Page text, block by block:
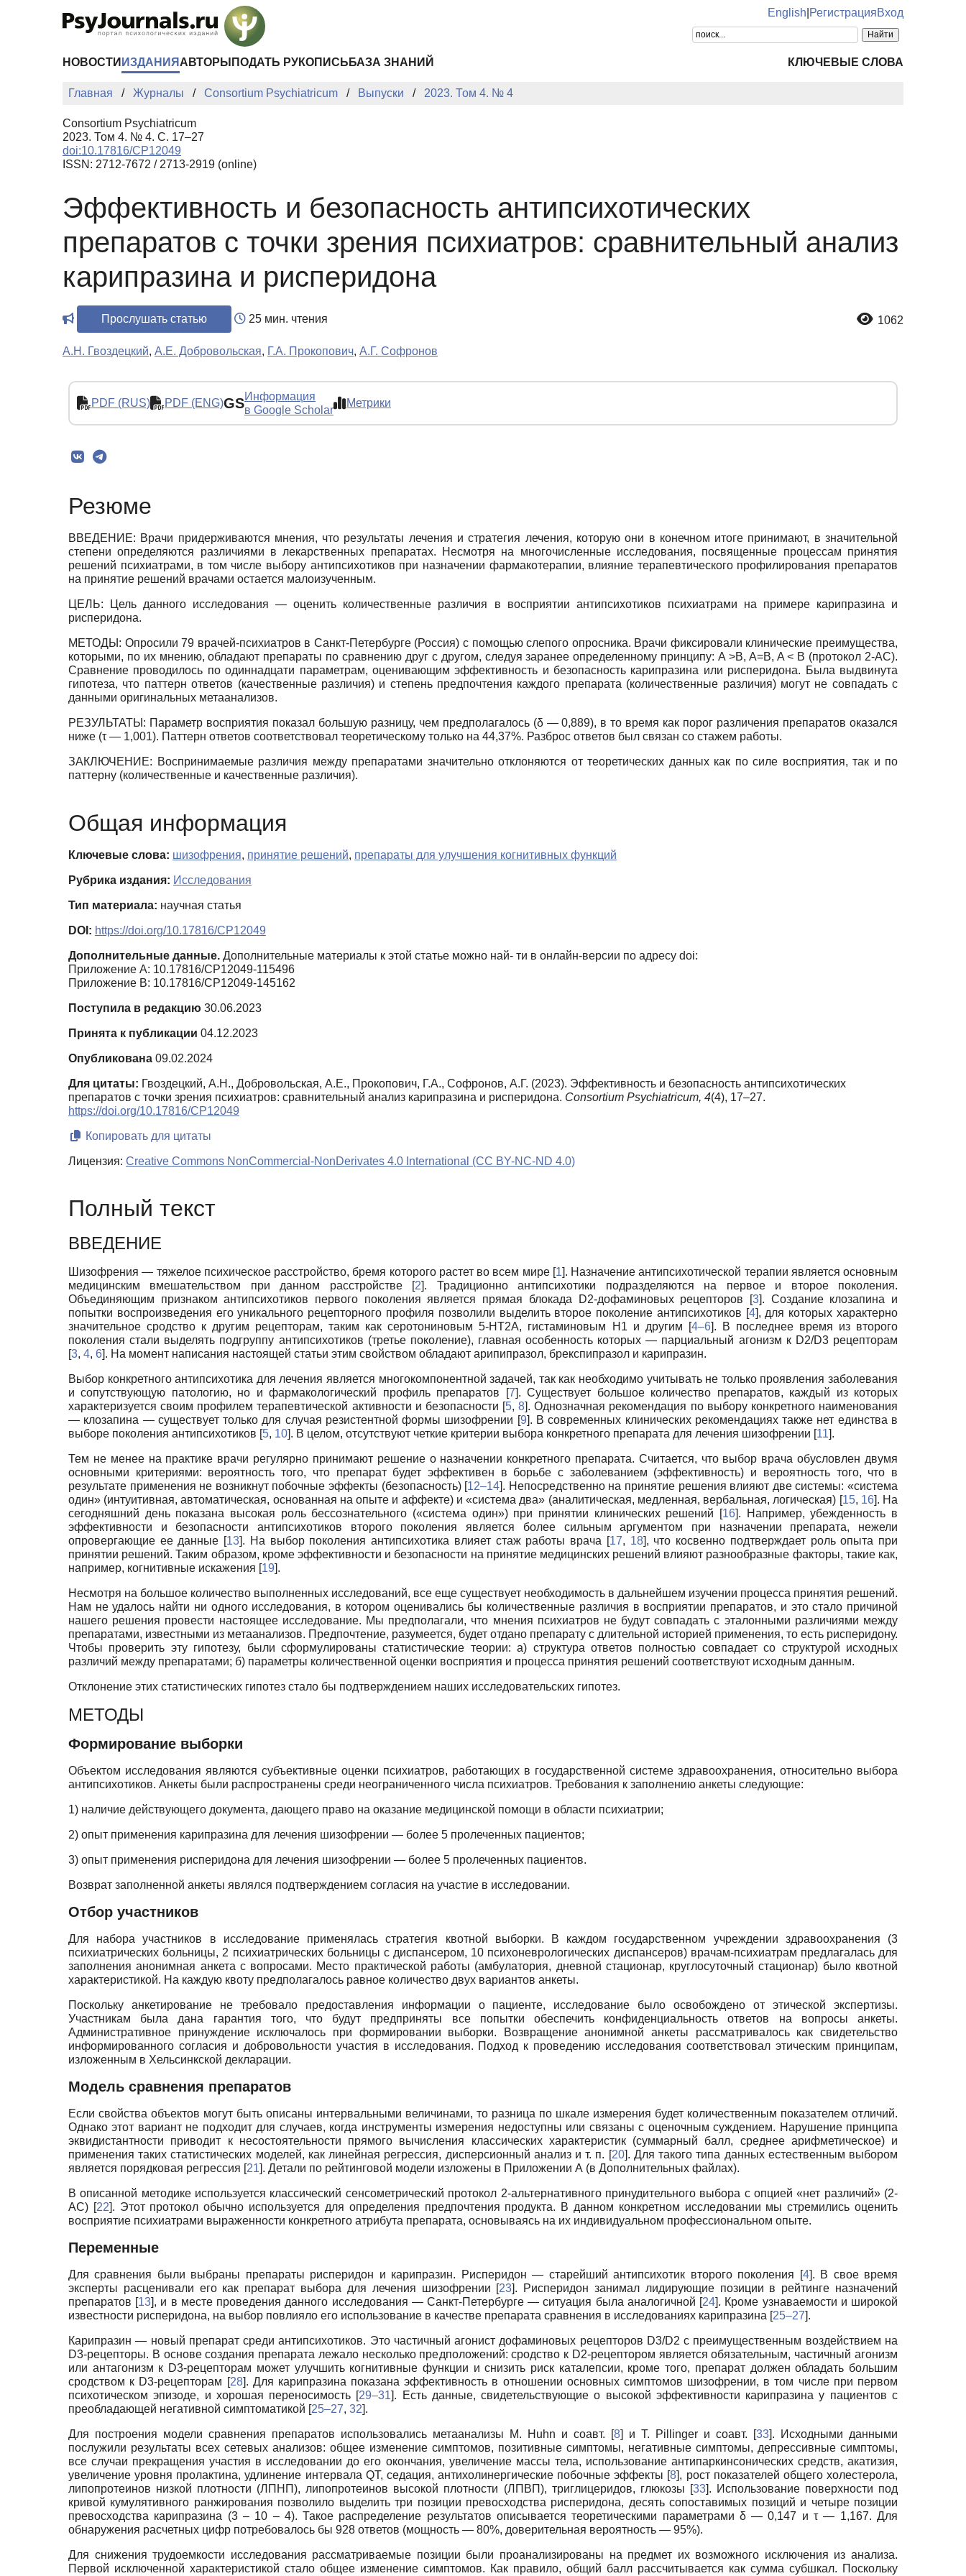
English РегистрацияВход
НОВОСТИ ИЗДАНИЯ АВТОРЫ ПОДАТЬ РУКОПИСЬ БАЗА ЗНАНИЙ КЛЮЧЕВЫЕ СЛОВА
Главная Журналы Consortium Psychiatricum Выпуски 2023. Том 4. № 4
Consortium Psychiatricum
2023. Том 4. № 4. С. 17–27
doi:10.17816/CP12049
ISSN: 2712-7672 / 2713-2919 (online)
Эффективность и безопасность антипсихотических
препаратов с точки зрения психиатров: сравнительный анализ
карипразина и рисперидона
Прослушать статью 25 мин. чтения 1062
А.Н. Гвоздецкий, А.Е. Добровольская, Г.А. Прокопович, А.Г. Софронов
PDF (RUS) PDF (ENG)GSИнформация
в Google Scholar
Метрики
Резюме
ВВЕДЕНИЕ: Врачи придерживаются мнения, что результаты лечения и стратегия лечения, которую они в конечном итоге принимают, в значительной
степени определяются различиями в лекарственных препаратах. Несмотря на многочисленные исследования, посвященные процессам принятия
решений психиатрами, в том числе выбору антипсихотиков при назначении фармакотерапии, влияние терапевтического профилирования препаратов
на принятие решений врачами остается малоизученным.
ЦЕЛЬ: Цель данного исследования — оценить количественные различия в восприятии антипсихотиков психиатрами на примере карипразина и
рисперидона.
МЕТОДЫ: Опросили 79 врачей-психиатров в Санкт-Петербурге (Россия) с помощью слепого опросника. Врачи фиксировали клинические преимущества,
которыми, по их мнению, обладают препараты по сравнению друг с другом, следуя заранее определенному принципу: A >B, A=B, A < B (протокол 2-AC).
Сравнение проводилось по одиннадцати параметрам, оценивающим эффективность и безопасность карипразина или рисперидона. Была выдвинута
гипотеза, что паттерн ответов (качественные различия) и степень предпочтения каждого препарата (количественные различия) могут не совпадать с
данными оригинальных метаанализов.
РЕЗУЛЬТАТЫ: Параметр восприятия показал большую разницу, чем предполагалось (δ — 0,889), в то время как порог различения препаратов оказался
ниже (τ — 1,001). Паттерн ответов соответствовал теоретическому только на 44,37%. Разброс ответов был связан со стажем работы.
ЗАКЛЮЧЕНИЕ: Воспринимаемые различия между препаратами значительно отклоняются от теоретических данных как по силе восприятия, так и по
паттерну (количественные и качественные различия).
Общая информация
Ключевые слова: шизофрения, принятие решений, препараты для улучшения когнитивных функций
Рубрика издания: Исследования
Тип материала: научная статья
DOI: https://doi.org/10.17816/CP12049
Дополнительные данные. Дополнительные материалы к этой статье можно най- ти в онлайн-версии по адресу doi:
Приложение A: 10.17816/CP12049-115496
Приложение B: 10.17816/CP12049-145162
Поступила в редакцию 30.06.2023
Принята к публикации 04.12.2023
Опубликована 09.02.2024
Для цитаты: Гвоздецкий, А.Н., Добровольская, А.Е., Прокопович, Г.А., Софронов, А.Г. (2023). Эффективность и безопасность антипсихотических
препаратов с точки зрения психиатров: сравнительный анализ карипразина и рисперидона. Consortium Psychiatricum, 4(4), 17–27.
https://doi.org/10.17816/CP12049
Копировать для цитаты
Лицензия: Creative Commons NonCommercial-NonDerivates 4.0 International (CC BY-NC-ND 4.0)
Полный текст
ВВЕДЕНИЕ
Шизофрения — тяжелое психическое расстройство, бремя которого растет во всем мире [1]. Назначение антипсихотической терапии является основным
медицинским вмешательством при данном расстройстве [2]. Традиционно антипсихотики подразделяются на первое и второе поколения.
Объединяющим признаком антипсихотиков первого поколения является прямая блокада D2-дофаминовых рецепторов [3]. Создание клозапина и
попытки воспроизведения его уникального рецепторного профиля позволили выделить второе поколение антипсихотиков [4], для которых характерно
значительное сродство к другим рецепторам, таким как серотониновым 5-HT2A, гистаминовым H1 и другим [4–6]. В последнее время из второго
поколения стали выделять подгруппу антипсихотиков (третье поколение), главная особенность которых — парциальный агонизм к D2/D3 рецепторам
[3, 4, 6]. На момент написания настоящей статьи этим свойством обладают арипипразол, брекспипразол и карипразин.
Выбор конкретного антипсихотика для лечения является многокомпонентной задачей, так как необходимо учитывать не только проявления заболевания
и сопутствующую патологию, но и фармакологический профиль препаратов [7]. Существует большое количество препаратов, каждый из которых
характеризуется своим профилем терапевтической активности и безопасности [5,8]. Однозначная рекомендация по выбору конкретного наименования
— клозапина — существует только для случая резистентной формы шизофрении [9]. В современных клинических рекомендациях также нет единства в
выборе поколения антипсихотиков [5, 10]. В целом, отсутствуют четкие критерии выбора конкретного препарата для лечения шизофрении [11].
Тем не менее на практике врачи регулярно принимают решение о назначении конкретного препарата. Считается, что выбор врача обусловлен двумя
основными критериями: вероятность того, что препарат будет эффективен в борьбе с заболеванием (эффективность) и вероятность того, что в
результате применения не возникнут побочные эффекты (безопасность) [12–14]. Непосредственно на принятие решения влияют две системы: «система
один» (интуитивная, автоматическая, основанная на опыте и аффекте) и «система два» (аналитическая, медленная, вербальная, логическая) [15, 16]. На
сегодняшний день показана высокая роль бессознательного («система один») при принятии клинических решений [16]. Например, убежденность в
эффективности и безопасности антипсихотиков второго поколения является более сильным аргументом при назначении препарата, нежели
опровергающие ее данные [13]. На выбор поколения антипсихотика влияет стаж работы врача [17, 18], что косвенно подтверждает роль опыта при
принятии решений. Таким образом, кроме эффективности и безопасности на принятие медицинских решений влияют разнообразные факторы, такие как,
например, когнитивные искажения [19].
Несмотря на большое количество выполненных исследований, все еще существует необходимость в дальнейшем изучении процесса принятия решений.
Нам не удалось найти ни одного исследования, в котором оценивались бы количественные различия в восприятии препаратов, и это стало причиной
нашего решения провести настоящее исследование. Мы предполагали, что мнения психиатров не будут совпадать с эталонными различиями между
препаратами, известными из метаанализов. Предпочтение, разумеется, будет отдано препарату с длительной историей применения, то есть рисперидону.
Чтобы проверить эту гипотезу, были сформулированы статистические теории: а) структура ответов полностью совпадает со структурой исходных
различий между препаратами; б) параметры количественной оценки восприятия и процесса принятия решений соответствуют исходным данным.
Отклонение этих статистических гипотез стало бы подтверждением наших исследовательских гипотез.
МЕТОДЫ
Формирование выборки
Объектом исследования являются субъективные оценки психиатров, работающих в государственной системе здравоохранения, относительно выбора
антипсихотиков. Анкеты были распространены среди неограниченного числа психиатров. Требования к заполнению анкеты следующие:
1) наличие действующего документа, дающего право на оказание медицинской помощи в области психиатрии;
2) опыт применения карипразина для лечения шизофрении — более 5 пролеченных пациентов;
3) опыт применения рисперидона для лечения шизофрении — более 5 пролеченных пациентов.
Возврат заполненной анкеты являлся подтверждением согласия на участие в исследовании.
Отбор участников
Для набора участников в исследование применялась стратегия квотной выборки. В каждом государственном учреждении здравоохранения (3
психиатрических больницы, 2 психиатрических больницы с диспансером, 10 психоневрологических диспансеров) врачам-психиатрам предлагалась для
заполнения анонимная анкета с вопросами. Место практической работы (амбулатория, дневной стационар, круглосуточный стационар) было квотной
характеристикой. На каждую квоту предполагалось равное количество двух вариантов анкеты.
Поскольку анкетирование не требовало предоставления информации о пациенте, исследование было освобождено от этической экспертизы.
Участникам была дана гарантия того, что будут предприняты все попытки обеспечить конфиденциальность ответов на вопросы анкеты.
Административное принуждение исключалось при формировании выборки. Возвращение анонимной анкеты рассматривалось как свидетельство
информированного согласия и добровольности участия в исследования. Подход к проведению исследования соответствовал этическим принципам,
изложенным в Хельсинкской декларации.
Модель сравнения препаратов
Если свойства объектов могут быть описаны интервальными величинами, то разница по шкале измерения будет количественным показателем отличий.
Однако этот вариант не подходит для случаев, когда инструменты измерения недоступны или связаны с оценочным суждением. Нарушение принципа
эквидистантности приводит к несостоятельности прямого вычисления классических характеристик (суммарный балл, среднее арифметическое) и
применения таких статистических моделей, как линейная регрессия, дисперсионный анализ и т. п. [20]. Для такого типа данных естественным выбором
является порядковая регрессия [21]. Детали по рейтинговой модели изложены в Приложении А (в Дополнительных файлах).
В описанной методике используется классический сенсометрический протокол 2-альтернативного принудительного выбора с опцией «нет различий» (2-
AC) [22]. Этот протокол обычно используется для определения предпочтения продукта. В данном конкретном исследовании мы стремились оценить
восприятие психиатрами выраженности конкретного атрибута препарата, основываясь на их индивидуальном профессиональном опыте.
Переменные
Для сравнения были выбраны препараты рисперидон и карипразин. Рисперидон — старейший антипсихотик второго поколения [4]. В свое время
эксперты расценивали его как препарат выбора для лечения шизофрении [23]. Рисперидон занимал лидирующие позиции в рейтинге назначений
препаратов [13], и в месте проведения данного исследования — Санкт-Петербурге — ситуация была аналогичной [24]. Кроме узнаваемости и широкой
известности рисперидона, на выбор повлияло его использование в качестве препарата сравнения в исследованиях карипразина [25–27].
Карипразин — новый препарат среди антипсихотиков. Это частичный агонист дофаминовых рецепторов D3/D2 с преимущественным воздействием на
D3-рецепторы. В основе создания препарата лежало несколько предположений: сродство к D2-рецептором является обязательным, частичный агонизм
или антагонизм к D3-рецепторам может улучшить когнитивные функции и снизить риск каталепсии, кроме того, препарат должен обладать большим
сродством к D3-рецепторам [28]. Для карипразина показана эффективность в отношении основных симптомов шизофрении, в том числе при первом
психотическом эпизоде, и хорошая переносимость [29–31]. Есть данные, свидетельствующие о высокой эффективности карипразина у пациентов с
преобладающей негативной симптоматикой [25–27, 32].
Для построения модели сравнения препаратов использовались метаанализы M. Huhn и соавт. [8] и T. Pillinger и соавт. [33]. Исходными данными
послужили результаты всех сетевых анализов: общее изменение симптомов, позитивные симптомы, негативные симптомы, депрессивные симптомы,
все случаи прекращения участия в исследовании до его окончания, увеличение массы тела, использование антипаркинсонических средств, акатизия,
увеличение уровня пролактина, удлинение интервала QT, седация, антихолинергические побочные эффекты [8], рост показателей общего холестерола,
липопротеинов низкой плотности (ЛПНП), липопротеинов высокой плотности (ЛПВП), триглицеридов, глюкозы [33]. Использование поверхности под
кривой кумулятивного ранжирования позволило выделить три позиции превосходства рисперидона, десять сопоставимых позиций и четыре позиции
превосходства карипразина (3 – 10 – 4). Такое распределение результатов описывается теоретическими параметрами δ — 0,147 и τ — 1,167. Для
обнаружения расчетных цифр потребовалось бы 928 ответов (мощность — 80%, доверительная вероятность — 95%).
Для снижения трудоемкости исследования рассматриваемые позиции были проанализированы на предмет их возможного исключения из анализа.
Первой исключенной характеристикой стало общее изменение симптомов. Как правило, общий балл рассчитывается как сумма субшкал. Поскольку